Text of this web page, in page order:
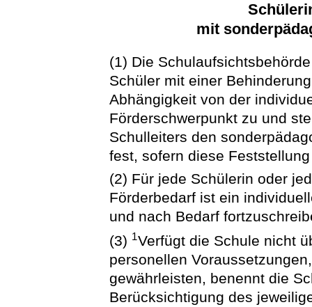
mit
(1) Die
Schüler mit einer
Abhängigkeit von der
Förderschwerpunkt zu und
Schulleiters den
fest, sofern diese
(2) Für jede Schülerin oder
Förderbedarf ist ein
und nach Bedarf
(3) 1Verfügt die Schule nicht
personellen
gewährleisten, benennt die
Berücksichtigung des